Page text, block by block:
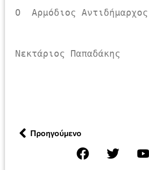
Ο  Αρμόδιος Αντιδήμαρχος
Νεκτάριος Παπαδάκης
Προηγούμενο